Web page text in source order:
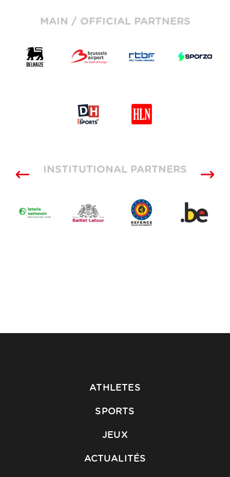
MAIN / OFFICIAL PARTNERS
INSTITUTIONAL PARTNERS
ATHLETES
SPORTS
JEUX
ACTUALITÉS